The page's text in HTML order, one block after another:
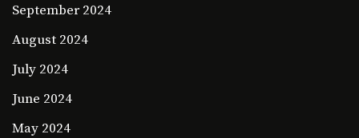
September 2024
August 2024
July 2024
June 2024
May 2024